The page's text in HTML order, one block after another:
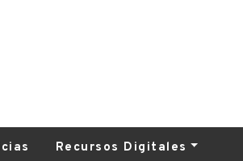
Recursos Digitales